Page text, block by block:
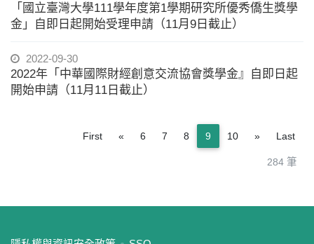
「國立臺灣大學111學年度第1學期研究所優秀僑生獎學
金」自即日起開始受理申請（11月9日截止）
2022-09-30
2022年「中華國際財經創意交流協會獎學金』自即日起
開始申請（11月11日截止）
284 筆
First « Previous
6 7 8 9 10 »NextLast